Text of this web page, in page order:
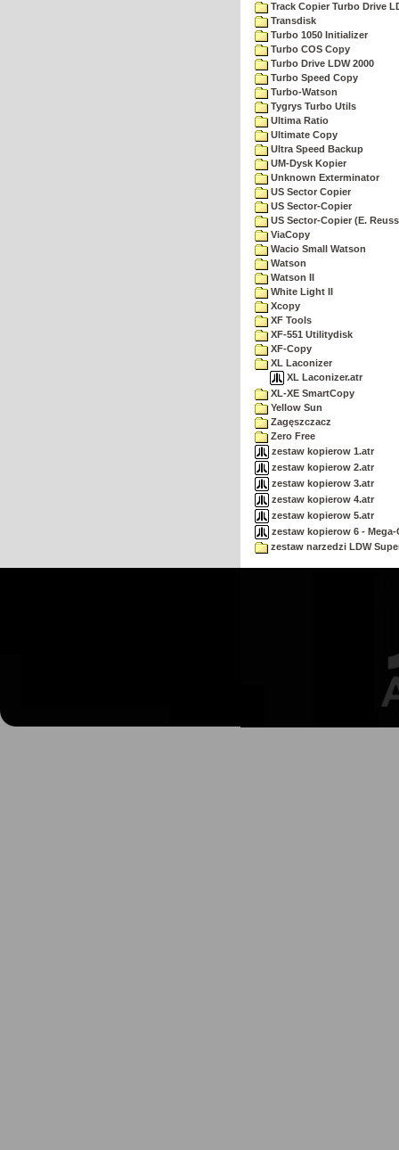
Track Copier Turbo Drive
Transdisk
Turbo 1050 Initializer
Turbo COS Copy
Turbo Drive LDW 2000
Turbo Speed Copy
Turbo-Watson
Tygrys Turbo Utils
Ultima Ratio
Ultimate Copy
Ultra Speed Backup
UM-Dysk Kopier
Unknown Exterminator
US Sector Copier
US Sector-Copier
US Sector-Copier (E.
ViaCopy
Wacio Small Watson
Watson
Watson II
White Light II
Xcopy
XF Tools
XF-551 Utilitydisk
XF-Copy
XL Laconizer
XL Laconizer.atr
XL-XE SmartCopy
Yellow Sun
Zagęszczacz
Zero Free
zestaw kopierow 1.atr
zestaw kopierow 2.atr
zestaw kopierow 3.atr
zestaw kopierow 4.atr
zestaw kopierow 5.atr
zestaw kopierow 6 -
zestaw narzedzi LDW